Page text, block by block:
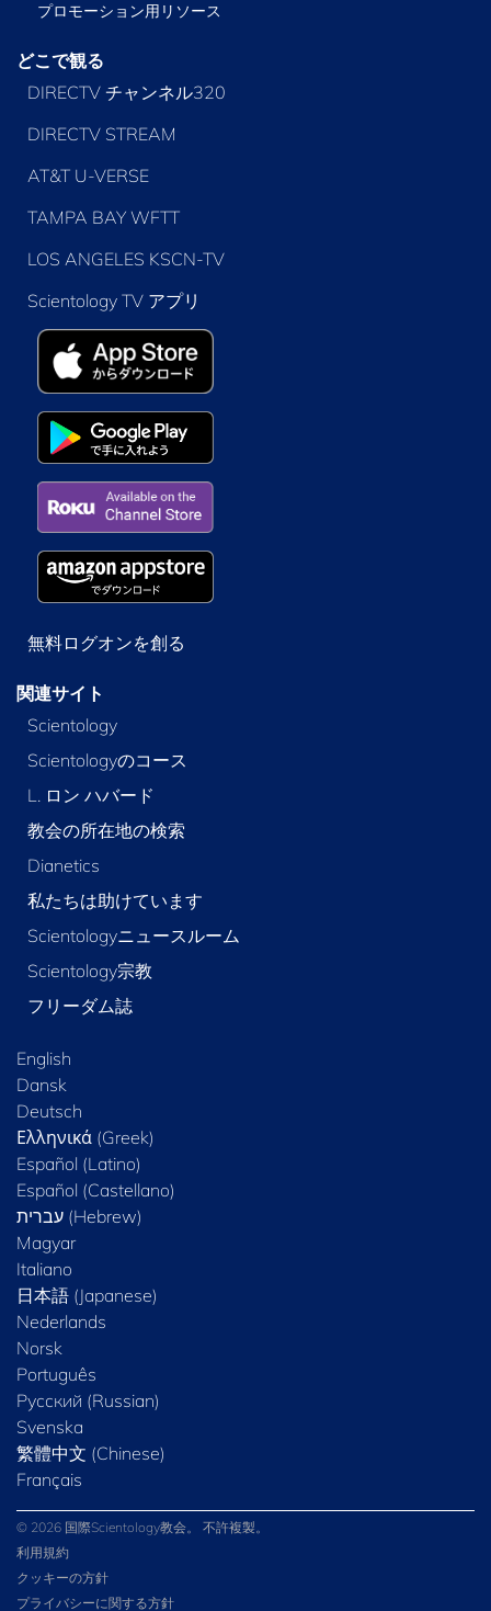
プロモーション用リソース
どこで観る
DIRECTV チャンネル320
DIRECTV STREAM
AT&T U-VERSE
TAMPA BAY WFTT
LOS ANGELES KSCN-TV
Scientology TV アプリ
無料ログオンを創る
関連サイト
Scientology
Scientologyのコース
L. ロン ハバード
教会の所在地の検索
Dianetics
私たちは助けています
Scientologyニュースルーム
Scientology宗教
フリーダム誌
English
Dansk
Deutsch
Ελληνικά (Greek)
Español (Latino)
Español (Castellano)
Magyar
Italiano
日本語 (Japanese)
Nederlands
Norsk
Português
Русский (Russian)
Svenska
繁體中文 (Chinese)
Français
© 2026 国際Scientology教会。 不許複製。
利用規約
クッキーの方針
プライバシーに関する方針